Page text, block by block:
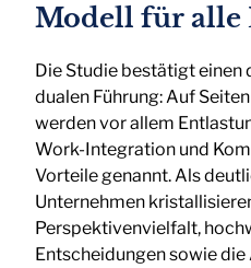
Modell für alle
Die Studie bestätigt
dualen Führung: Auf
werden vor allem
Work-Integration und
Vorteile genannt. Als
Unternehmen
Perspektivenvielfalt,
Entscheidungen sowie